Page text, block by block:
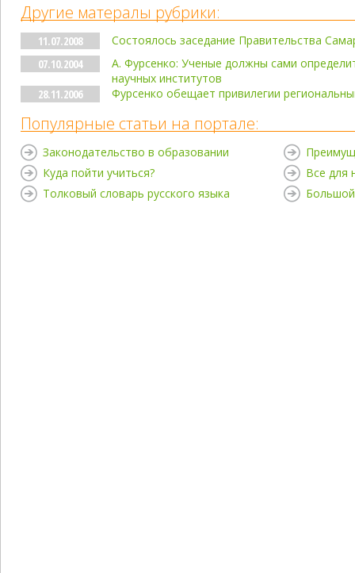
Другие матералы рубрики:
11.07.2008
Состоялось заседание Правительства
07.10.2004
А. Фурсенко: Ученые должны сами
научных институтов
28.11.2006
Фурсенко обещает привилегии
Популярные статьи на портале:
Законодательство в образовании
Куда пойти учиться?
Толковый словарь русского языка
Все для
Большой